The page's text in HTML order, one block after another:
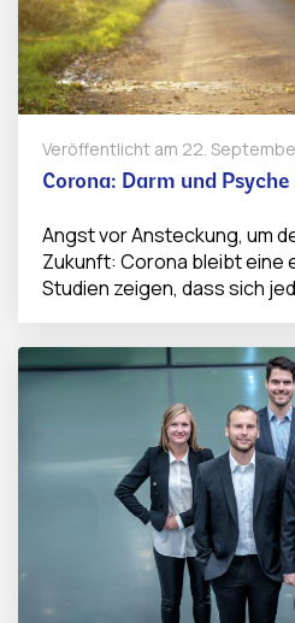
Veröffentlicht am 22.
Corona: Darm und
Angst vor Ansteckung, um
Zukunft: Corona bleibt eine
Studien zeigen, dass sich